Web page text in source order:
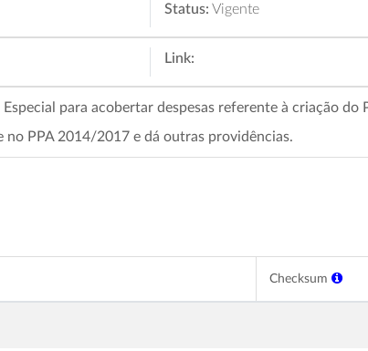
Status: Vigente
Link:
para acobertar despesas referente à criação do
PPA 2014/2017 e dá outras providências.
Checksum